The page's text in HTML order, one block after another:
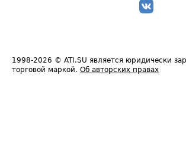
1998-2026 © ATI.SU является юридически
торговой маркой. Об авторских правах